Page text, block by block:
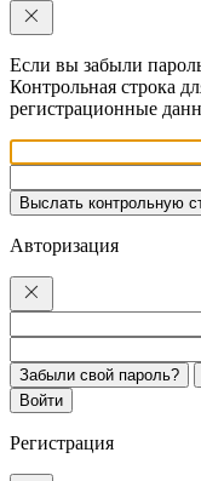
Если вы забыли
Контрольная строка
регистрационные
Авторизация
Забыли свой пароль?
Регистрация